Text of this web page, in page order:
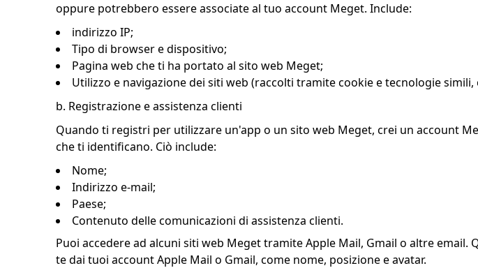
oppure potrebbero essere associate al tuo account Meget. Include:
indirizzo IP;
Tipo di browser e dispositivo;
Pagina web che ti ha portato al sito web Meget;
Utilizzo e navigazione dei siti web (raccolti tramite cookie e tecnologie
b. Registrazione e assistenza clienti
Quando ti registri per utilizzare un'app o un sito web Meget, crei un account
che ti identificano. Ciò include:
Nome;
Indirizzo e-mail;
Paese;
Contenuto delle comunicazioni di assistenza clienti.
Puoi accedere ad alcuni siti web Meget tramite Apple Mail, Gmail o altre
te dai tuoi account Apple Mail o Gmail, come nome, posizione e avatar.